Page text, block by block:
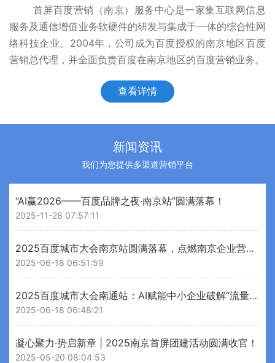
首屏百度营销（南京）服务中心是一家集互联网信息
服务及通信增值业务软硬件的研发与集成于一体的综合性网
络科技企业。2004年，公司成为百度授权的南京地区百度
营销总代理，并全面负责百度在南京地区的百度营销业务。
查看详情
新闻资讯
我们为您提供多渠道营销平台
“AI赢2026——百度品牌之夜·南京站”圆满落幕！
2025-11-28 07:57:11
2025百度城市大会南京站圆满落幕，点燃南京企业营销新引擎
2025-06-18 06:51:59
2025百度城市大会南通站：AI赋能中小企业破解“流量变留量”增长密码
2025-06-18 06:48:21
凝心聚力·势启新章 | 2025南京首屏团建活动圆满收官！
2025-05-20 08:04:53